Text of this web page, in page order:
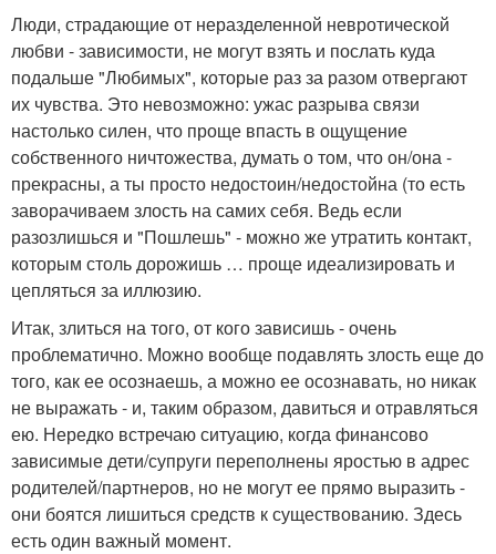
Люди, страдающие от неразделенной невротической
любви - зависимости, не могут взять и послать куда
подальше "Любимых", которые раз за разом отвергают
их чувства. Это невозможно: ужас разрыва связи
настолько силен, что проще впасть в ощущение
собственного ничтожества, думать о том, что он/она -
прекрасны, а ты просто недостоин/недостойна (то есть
заворачиваем злость на самих себя. Ведь если
разозлишься и "Пошлешь" - можно же утратить контакт,
которым столь дорожишь … проще идеализировать и
цепляться за иллюзию.
Итак, злиться на того, от кого зависишь - очень
проблематично. Можно вообще подавлять злость еще до
того, как ее осознаешь, а можно ее осознавать, но никак
не выражать - и, таким образом, давиться и отравляться
ею. Нередко встречаю ситуацию, когда финансово
зависимые дети/супруги переполнены яростью в адрес
родителей/партнеров, но не могут ее прямо выразить -
они боятся лишиться средств к существованию. Здесь
есть один важный момент.